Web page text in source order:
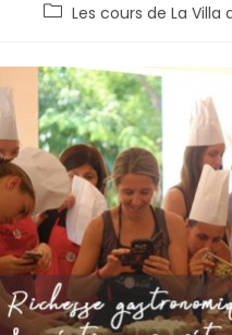
Les cours de La Villa